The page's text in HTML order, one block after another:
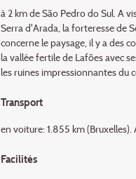
à 2 km de São Pedro do Sul. A
Serra d'Arada, la forteresse de
concerne le paysage, il y a des
la vallée fertile de Lafões avec
les ruines impressionnantes du
Transport
en voiture: 1.855 km
Facilités